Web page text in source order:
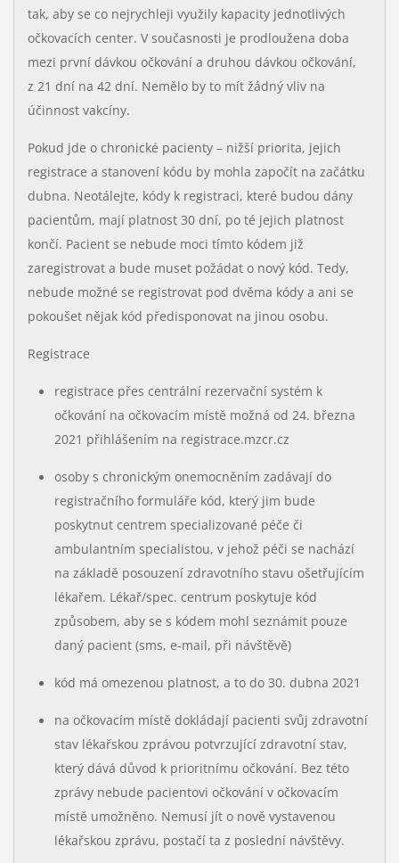
tak, aby se co nejrychleji využily kapacity jednotlivých
očkovacích center. V současnosti je prodloužena doba
mezi první dávkou očkování a druhou dávkou očkování,
z 21 dní na 42 dní. Nemělo by to mít žádný vliv na
účinnost vakcíny.
Pokud jde o chronické pacienty – nižší priorita, jejich
registrace a stanovení kódu by mohla započít na začátku
dubna. Neotálejte, kódy k registraci, které budou dány
pacientům, mají platnost 30 dní, po té jejich platnost
končí. Pacient se nebude moci tímto kódem již
zaregistrovat a bude muset požádat o nový kód. Tedy,
nebude možné se registrovat pod dvěma kódy a ani se
pokoušet nějak kód předisponovat na jinou osobu.
Registrace
registrace přes centrální rezervační systém k
očkování na očkovacím místě možná od 24. března
2021 přihlášením na registrace.mzcr.cz
osoby s chronickým onemocněním zadávají do
registračního formuláře kód, který jim bude
poskytnut centrem specializované péče či
ambulantním specialistou, v jehož péči se nachází
na základě posouzení zdravotního stavu ošetřujícím
lékařem. Lékař/spec. centrum poskytuje kód
způsobem, aby se s kódem mohl seznámit pouze
daný pacient (sms, e-mail, při návštěvě)
kód má omezenou platnost, a to do 30. dubna 2021
na očkovacím místě dokládají pacienti svůj zdravotní
stav lékařskou zprávou potvrzující zdravotní stav,
který dává důvod k prioritnímu očkování. Bez této
zprávy nebude pacientovi očkování v očkovacím
místě umožněno. Nemusí jít o nově vystavenou
lékařskou zprávu, postačí ta z poslední návštěvy.